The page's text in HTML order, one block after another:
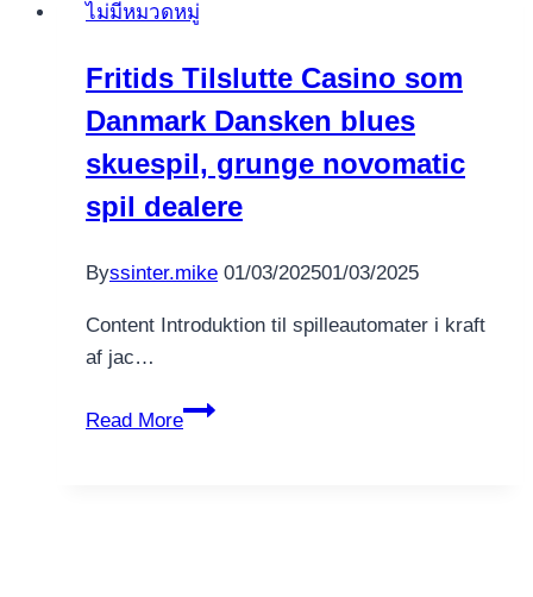
Estatística
real
having
fun
with
a
casino
more
ไม่มีหมวดหมู่
Fritids Tilslutte Casino som
Danmark Dansken blues
skuespil, grunge novomatic
spil dealere
Byssinter.mike 01/03/202501/03/2025
Content Introduktion til spilleautomater i kraft
af jac…
Read More
Fritids